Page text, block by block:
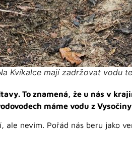
Kvíkalce mají zadržovat vodu
To znamená, že u nás v
máme vodu z
ale nevím. Pořád nás beru jako